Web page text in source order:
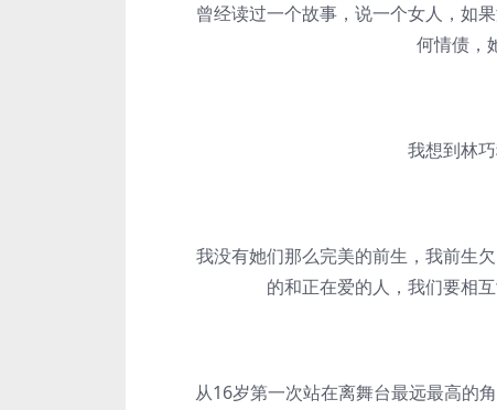
曾经读过一个故事，说一个女人，如果
何情债，
我想到林巧
我没有她们那么完美的前生，我前生欠
的和正在爱的人，我们要相
从16岁第一次站在离舞台最远最高的角